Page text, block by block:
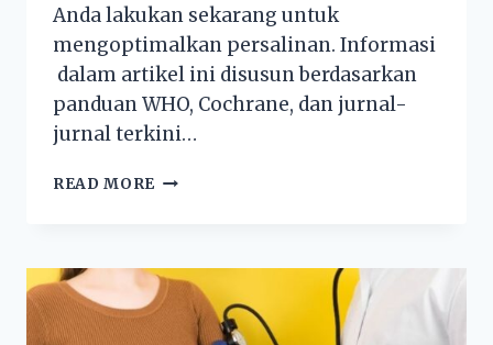
Anda lakukan sekarang untuk
mengoptimalkan persalinan. Informasi
dalam artikel ini disusun berdasarkan
panduan WHO, Cochrane, dan jurnal-
jurnal terkini…
READ MORE